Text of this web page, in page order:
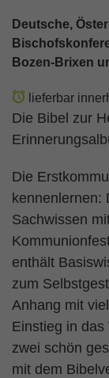
Deutsche,
Bozen-Brixen
lieferbar
Die Bibel zur
Die
kennenlernen:
Sachwissen
enthält
zum
Anhang mit
Einstieg in
zwei schön
mit dem